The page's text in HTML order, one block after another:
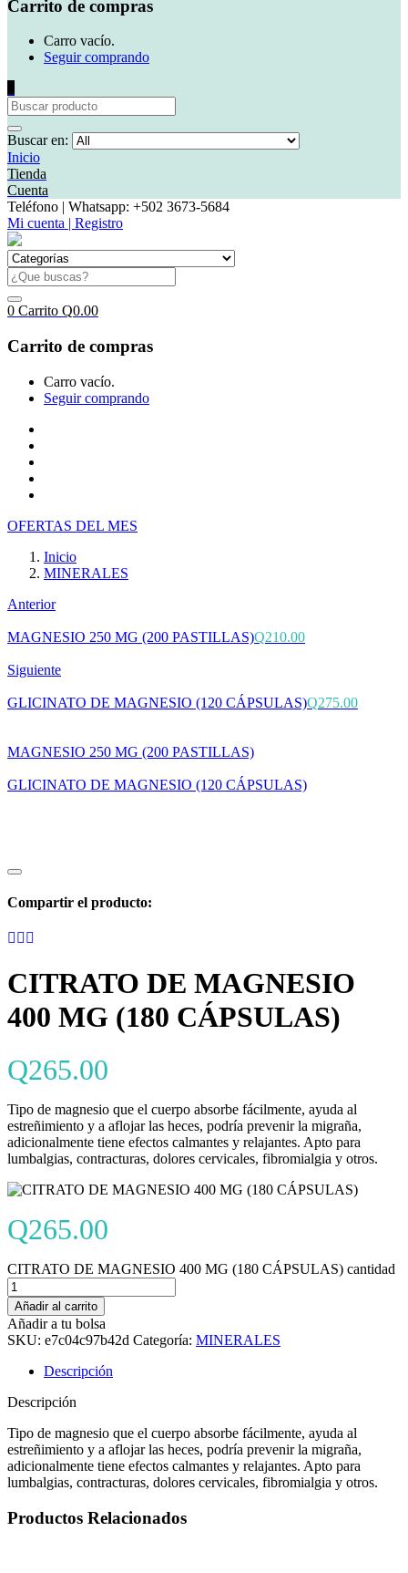
Carrito de compras
Carro vacío.
Seguir comprando
Buscar en:
Inicio
Tienda
Cuenta
Teléfono | Whatsapp: +502 3673-5684
Mi cuenta | Registro
0 Carrito Q0.00
Carrito de compras
Carro vacío.
Seguir comprando
OFERTAS DEL MES
Inicio
MINERALES
Anterior
MAGNESIO 250 MG (200 PASTILLAS)Q210.00
Siguiente
GLICINATO DE MAGNESIO (120 CÁPSULAS)Q275.00
MAGNESIO 250 MG (200 PASTILLAS)
GLICINATO DE MAGNESIO (120 CÁPSULAS)
Compartir el producto:
CITRATO DE MAGNESIO
400 MG (180 CÁPSULAS)
Q265.00
Tipo de magnesio que el cuerpo absorbe fácilmente, ayuda al
estreñimiento y a aflojar las heces, podría prevenir la migraña,
adicionalmente tiene efectos calmantes y relajantes. Apto para
lumbalgias, contracturas, dolores cervicales, fibromialgia y otros.
Q265.00
CITRATO DE MAGNESIO 400 MG (180 CÁPSULAS) cantidad
Añadir al carrito
Añadir a tu bolsa
SKU: e7c04c97b42d Categoría: MINERALES
Descripción
Descripción
Tipo de magnesio que el cuerpo absorbe fácilmente, ayuda al
estreñimiento y a aflojar las heces, podría prevenir la migraña,
adicionalmente tiene efectos calmantes y relajantes. Apto para
lumbalgias, contracturas, dolores cervicales, fibromialgia y otros.
Productos Relacionados